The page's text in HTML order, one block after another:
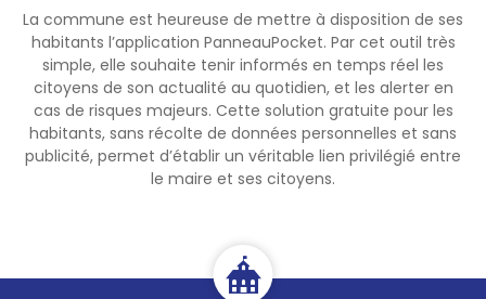
La commune est heureuse de mettre à disposition de ses
habitants l’application PanneauPocket. Par cet outil très
simple, elle souhaite tenir informés en temps réel les
citoyens de son actualité au quotidien, et les alerter en
cas de risques majeurs. Cette solution gratuite pour les
habitants, sans récolte de données personnelles et sans
publicité, permet d’établir un véritable lien privilégié entre
le maire et ses citoyens.
de 9h00 à 12h30 et de 14h00 à
17h00
Samedi
de 10h00 à 12h00
(Sauf juillet et août)
Lundi et mardi